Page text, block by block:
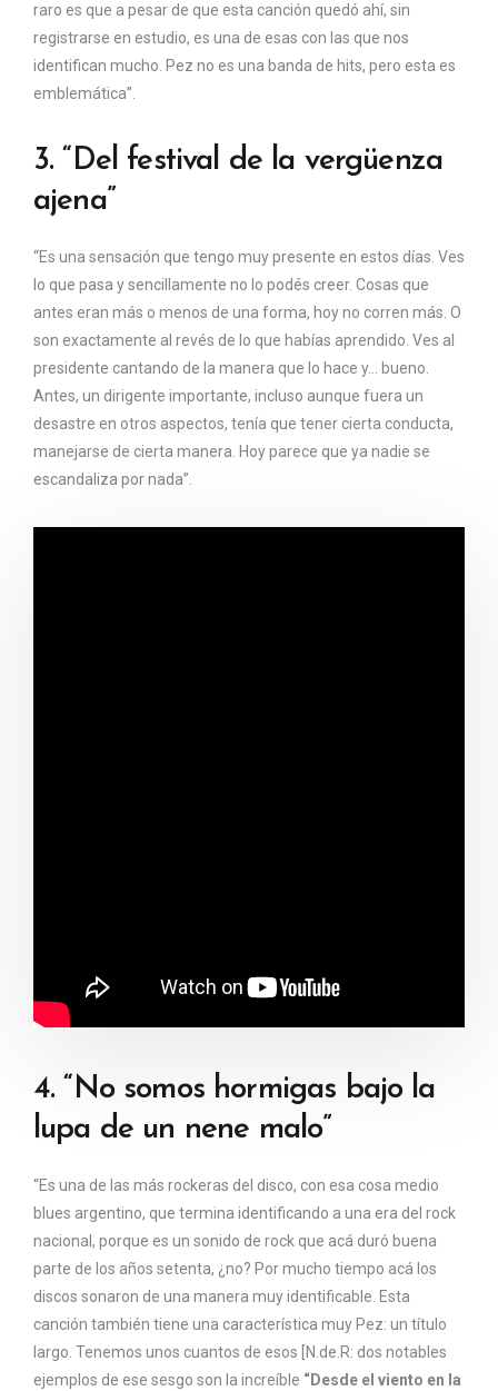
raro es que a pesar de que esta canción quedó ahí, sin
registrarse en estudio, es una de esas con las que nos
identifican mucho. Pez no es una banda de hits, pero esta es
emblemática”.
3. “Del festival de la vergüenza
ajena”
“Es una sensación que tengo muy presente en estos días. Ves
lo que pasa y sencillamente no lo podés creer. Cosas que
antes eran más o menos de una forma, hoy no corren más. O
son exactamente al revés de lo que habías aprendido. Ves al
presidente cantando de la manera que lo hace y… bueno.
Antes, un dirigente importante, incluso aunque fuera un
desastre en otros aspectos, tenía que tener cierta conducta,
manejarse de cierta manera. Hoy parece que ya nadie se
escandaliza por nada”.
4. “No somos hormigas bajo la
lupa de un nene malo”
“Es una de las más rockeras del disco, con esa cosa medio
blues argentino, que termina identificando a una era del rock
nacional, porque es un sonido de rock que acá duró buena
parte de los años setenta, ¿no? Por mucho tiempo acá los
discos sonaron de una manera muy identificable. Esta
canción también tiene una característica muy Pez: un título
largo. Tenemos unos cuantos de esos [N.de.R: dos notables
ejemplos de ese sesgo son la increíble “Desde el viento en la